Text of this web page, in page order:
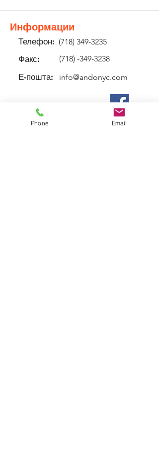
Информации
Телефон: (718) 349-3235
Факс: (718) -349-3238
Е-пошта: info@andonyc.com
Phone Email